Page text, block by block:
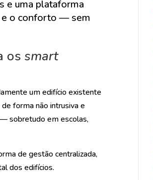
e uma plataforma
e o conforto — sem
os smart
um edifício existente
forma não intrusiva e
sobretudo em escolas,
de gestão centralizada,
dos edifícios.